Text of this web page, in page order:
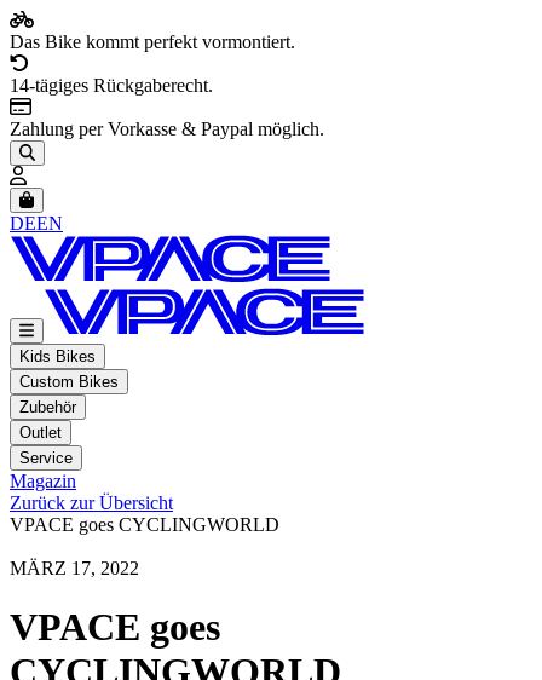
Das Bike kommt perfekt vormontiert.
14-tägiges Rückgaberecht.
Zahlung per Vorkasse & Paypal möglich.
Artikel im Warenkorb, Warenkorb anzeigen
DEEN
Kids Bikes
Custom Bikes
Zubehör
Outlet
Service
Magazin
Zurück zur Übersicht
VPACE goes CYCLINGWORLD
MÄRZ 17, 2022
VPACE goes